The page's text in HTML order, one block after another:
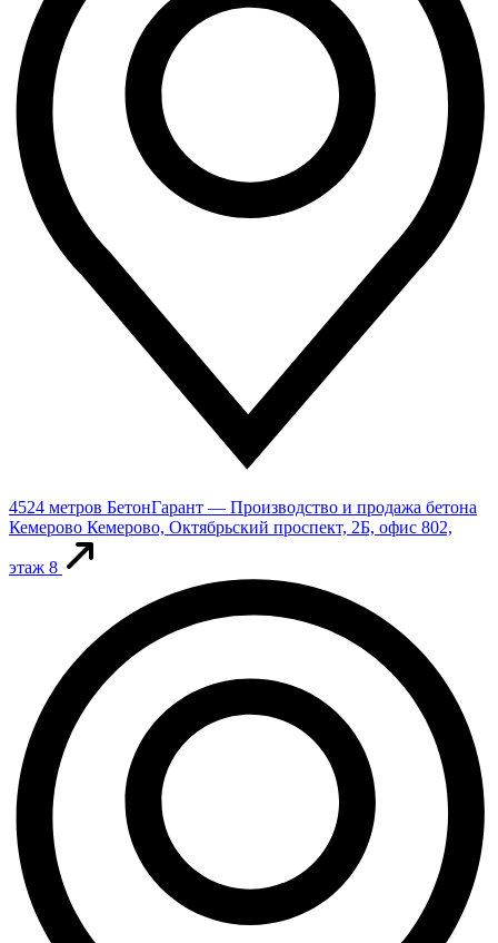
4524 метров БетонГарант — Производство и продажа бетона
Кемерово Кемерово, Октябрьский проспект, 2Б, офис 802,
этаж 8